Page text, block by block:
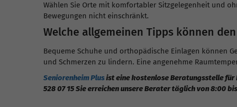
Wählen Sie Orte mit komfortabler Sitzgelegenheit und
Bewegungen nicht einschränkt.
Welche allgemeinen Tipps können
Bequeme Schuhe und orthopädische Einlagen können
und Schmerzen zu lindern. Eine angenehme
Seniorenheim Plusist eine kostenlose Beratungsstelle für
528 07 15 Sie erreichen unsere Berater täglich von 8:00